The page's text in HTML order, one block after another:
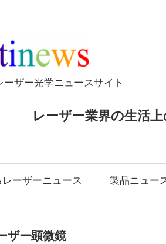
ザー光学ニュースサイト
レーザー業界の生活
ーザーニュース 製品ニュー
ザー顕微鏡